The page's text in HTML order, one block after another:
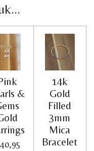
&
14k
Gold
Filled
3mm
Mica
Bracelet